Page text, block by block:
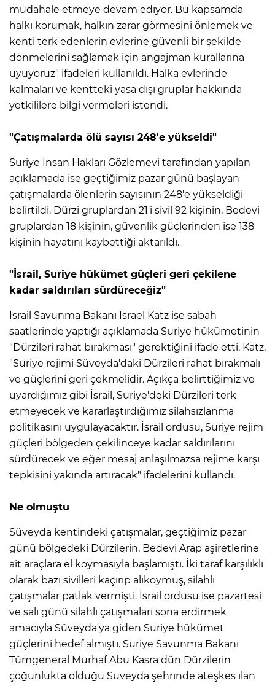
müdahale etmeye devam ediyor. Bu kapsamda
halkı korumak, halkın zarar görmesini önlemek ve
kenti terk edenlerin evlerine güvenli bir şekilde
dönmelerini sağlamak için angajman kurallarına
uyuyoruz" ifadeleri kullanıldı. Halka evlerinde
kalmaları ve kentteki yasa dışı gruplar hakkında
yetkililere bilgi vermeleri istendi.
"Çatışmalarda ölü sayısı 248'e yükseldi"
Suriye İnsan Hakları Gözlemevi tarafından yapılan
açıklamada ise geçtiğimiz pazar günü başlayan
çatışmalarda ölenlerin sayısının 248'e yükseldiği
belirtildi. Dürzi gruplardan 21'i sivil 92 kişinin, Bedevi
gruplardan 18 kişinin, güvenlik güçlerinden ise 138
kişinin hayatını kaybettiği aktarıldı.
"İsrail, Suriye hükümet güçleri geri çekilene
kadar saldırıları sürdüreceğiz"
İsrail Savunma Bakanı Israel Katz ise sabah
saatlerinde yaptığı açıklamada Suriye hükümetinin
"Dürzileri rahat bırakması" gerektiğini ifade etti. Katz,
"Suriye rejimi Süveyda'daki Dürzileri rahat bırakmalı
ve güçlerini geri çekmelidir. Açıkça belirttiğimiz ve
uyardığımız gibi İsrail, Suriye'deki Dürzileri terk
etmeyecek ve kararlaştırdığımız silahsızlanma
politikasını uygulayacaktır. İsrail ordusu, Suriye rejim
güçleri bölgeden çekilinceye kadar saldırılarını
sürdürecek ve eğer mesaj anlaşılmazsa rejime karşı
tepkisini yakında artıracak" ifadelerini kullandı.
Ne olmuştu
Süveyda kentindeki çatışmalar, geçtiğimiz pazar
günü bölgedeki Dürzilerin, Bedevi Arap aşiretlerine
ait araçlara el koymasıyla başlamıştı. İki taraf karşılıklı
olarak bazı sivilleri kaçırıp alıkoymuş, silahlı
çatışmalar patlak vermişti. İsrail ordusu ise pazartesi
ve salı günü silahlı çatışmaları sona erdirmek
amacıyla Süveyda'ya giden Suriye hükümet
güçlerini hedef almıştı. Suriye Savunma Bakanı
Tümgeneral Murhaf Abu Kasra dün Dürzilerin
çoğunlukta olduğu Süveyda şehrinde ateşkes ilan